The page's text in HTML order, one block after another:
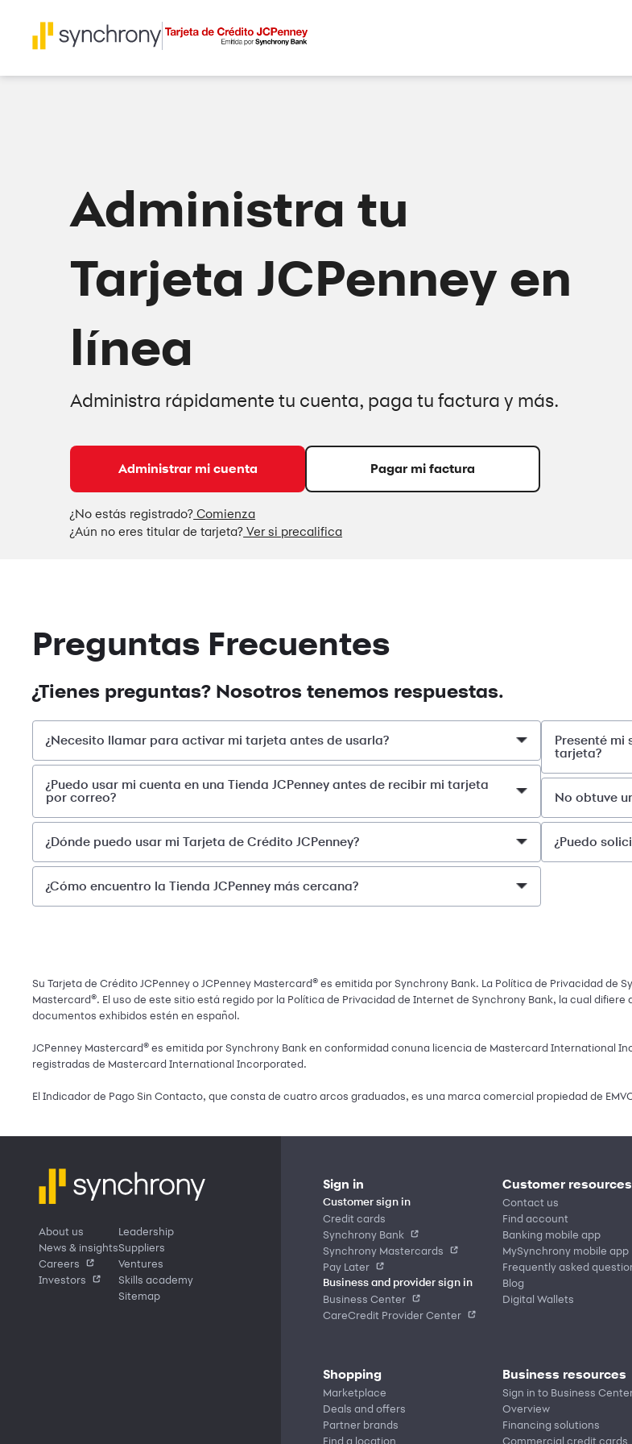
Administra tu
Tarjeta JCPenney en
línea
Administra rápidamente tu cuenta, paga tu factura y más.
Administrar mi cuenta Pagar mi factura
¿No estás registrado? Comienza
¿Aún no eres titular de tarjeta? Ver si precalifica
Preguntas Frecuentes
¿Tienes preguntas? Nosotros tenemos respuestas.
¿Necesito llamar para activar mi tarjeta antes de usarla?
¿Puedo usar mi cuenta en una Tienda JCPenney antes de recibir mi tarjeta
por correo?
¿Dónde puedo usar mi Tarjeta de Crédito JCPenney?
¿Cómo encuentro la Tienda JCPenney más cercana?
Presenté
tarjeta?
No obtuve
¿Puedo
Su Tarjeta de Crédito JCPenney o JCPenney Mastercard® es emitida por Synchrony Bank. La Política de Privacidad de
Mastercard®. El uso de este sitio está regido por la Política de Privacidad de Internet de Synchrony Bank, la cual
documentos exhibidos estén en español.
JCPenney Mastercard® es emitida por Synchrony Bank en conformidad conuna licencia de Mastercard International
registradas de Mastercard International Incorporated.
El Indicador de Pago Sin Contacto, que consta de cuatro arcos graduados, es una marca comercial propiedad de
About us
News & insights
Careers
Investors
Leadership
Suppliers
Ventures
Skills academy
Sitemap
Sign in
Customer sign in
Credit cards
Synchrony Bank
Synchrony Mastercards
Pay Later
Business and provider sign in
Business Center
CareCredit Provider Center
Customer resources
Contact us
Find account
Banking mobile app
MySynchrony mobile app
Frequently asked
Blog
Digital Wallets
Shopping
Marketplace
Deals and offers
Partner brands
Find a location
Business resources
Sign in to Business
Overview
Financing solutions
Commercial credit cards